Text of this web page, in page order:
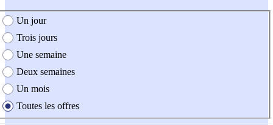
création de l'offre
Un jour
Trois jours
Une semaine
Deux semaines
Un mois
Toutes les offres